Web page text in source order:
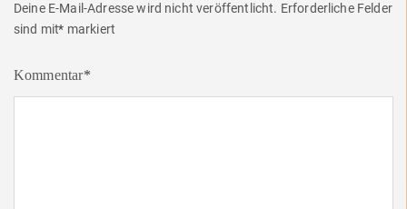
Deine E-Mail-Adresse wird nicht veröffentlicht. Erforderliche Felder
sind mit* markiert
Kommentar*